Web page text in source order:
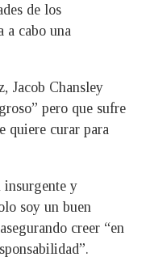
de los
a cabo una
Jacob Chansley
pero que sufre
quiere curar para
insurgente y
soy un buen
creer “en